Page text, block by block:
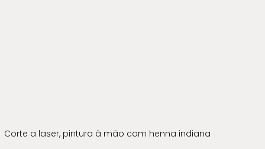
Corte a laser, pintura à mão com henna indiana